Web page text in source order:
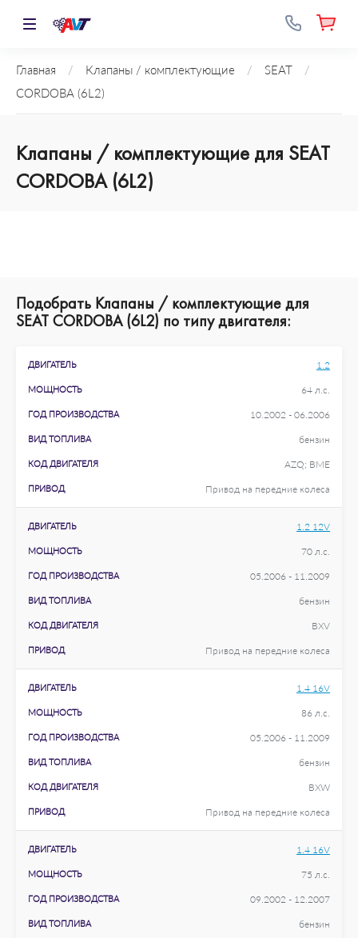
Главная / Клапаны / комплектующие / SEAT
/
CORDOBA (6L2)
Клапаны / комплектующие для SEAT
CORDOBA (6L2)
Подобрать Клапаны / комплектующие для
SEAT CORDOBA (6L2) по типу двигателя:
ДВИГАТЕЛЬ 1.2
МОЩНОСТЬ 64 л.с.
ГОД ПРОИЗВОДСТВА 10.2002 - 06.2006
ВИД ТОПЛИВА бензин
КОД ДВИГАТЕЛЯ AZQ; BME
ПРИВОД Привод на передние колеса
ДВИГАТЕЛЬ 1.2 12V
МОЩНОСТЬ 70 л.с.
ГОД ПРОИЗВОДСТВА 05.2006 - 11.2009
ВИД ТОПЛИВА бензин
КОД ДВИГАТЕЛЯ BXV
ПРИВОД Привод на передние колеса
ДВИГАТЕЛЬ 1.4 16V
МОЩНОСТЬ 86 л.с.
ГОД ПРОИЗВОДСТВА 05.2006 - 11.2009
ВИД ТОПЛИВА бензин
КОД ДВИГАТЕЛЯ BXW
ПРИВОД Привод на передние колеса
ДВИГАТЕЛЬ 1.4 16V
МОЩНОСТЬ 75 л.с.
ГОД ПРОИЗВОДСТВА 09.2002 - 12.2007
ВИД ТОПЛИВА бензин